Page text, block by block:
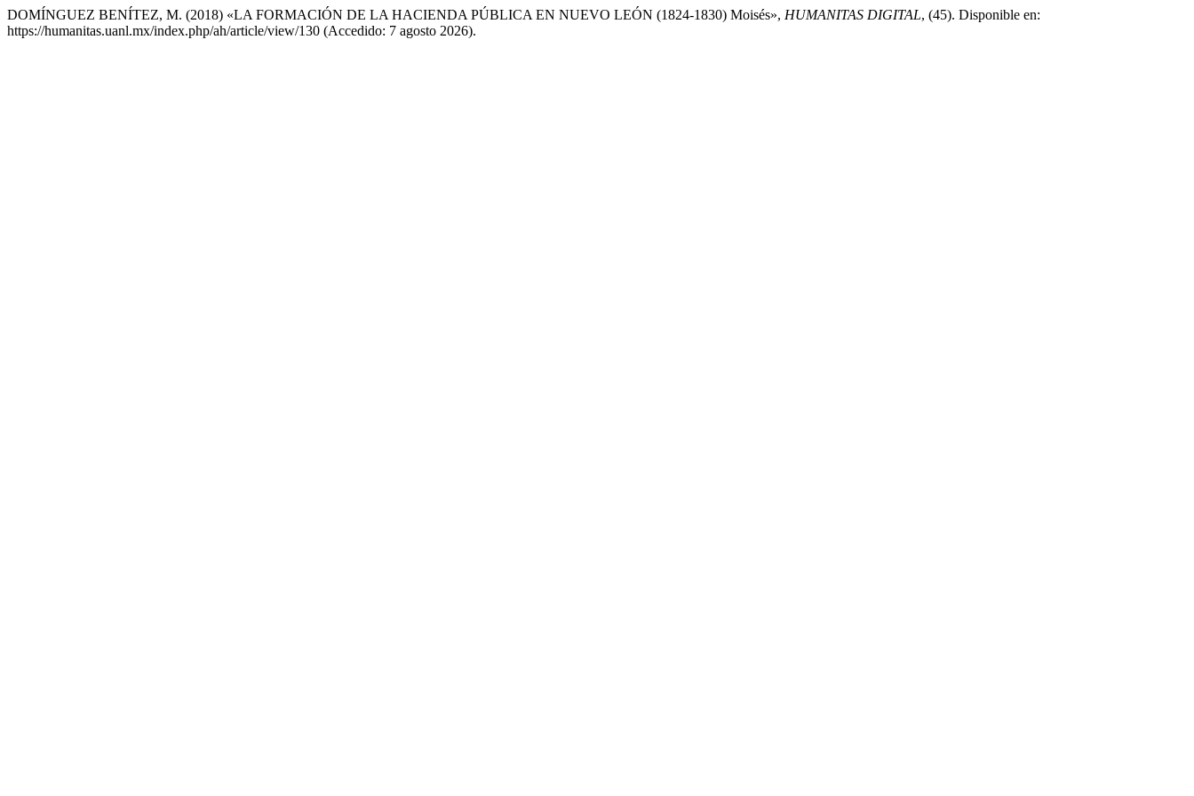
DOMÍNGUEZ BENÍTEZ, M. (2018) «LA FORMACIÓN DE LA HACIENDA PÚBLICA EN NUEVO LEÓN (1824-1830) Moisés», HUMANITAS DIGITAL, (45). Disponible en:
https://humanitas.uanl.mx/index.php/ah/article/view/130 (Accedido: 7 agosto 2026).